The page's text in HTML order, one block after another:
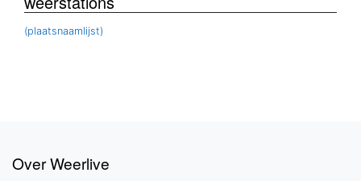
(plaatsnaamlijst)
Over Weerlive